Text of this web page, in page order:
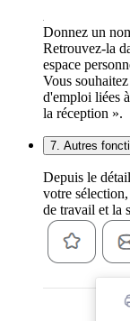
Donnez un
Retrouvez-la
espace
Vous
d'emploi liées
la réception ».
7. Autres
Depuis le
votre
de travail et la